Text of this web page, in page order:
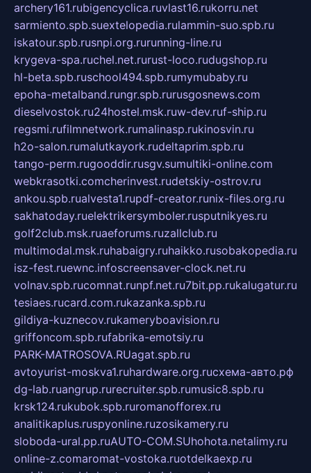
archery161.rubigencyclica.ruvlast16.rukorru.net
sarmiento.spb.suextelopedia.rulammin-suo.spb.ru
iskatour.spb.rusnpi.org.rurunning-line.ru
krygeva-spa.ruchel.net.rurust-loco.rudugshop.ru
hl-beta.spb.ruschool494.spb.rumymubaby.ru
epoha-metalband.rungr.spb.rurusgosnews.com
dieselvostok.ru24hostel.msk.ruw-dev.ruf-ship.ru
regsmi.rufilmnetwork.rumalinasp.rukinosvin.ru
h2o-salon.rumalutkayork.rudeltaprim.spb.ru
tango-perm.rugooddir.rusgv.sumultiki-online.com
webkrasotki.comcherinvest.rudetskiy-ostrov.ru
ankou.spb.rualvesta1.rupdf-creator.runix-files.org.ru
sakhatoday.ruelektrikersymboler.rusputnikyes.ru
golf2club.msk.ruaeforums.ruzallclub.ru
multimodal.msk.ruhabaigry.ruhaikko.rusobakopedia.ru
isz-fest.ruewnc.infoscreensaver-clock.net.ru
volnav.spb.rucomnat.runpf.net.ru7bit.pp.rukalugatur.ru
tesiaes.rucard.com.rukazanka.spb.ru
gildiya-kuznecov.rukameryboavision.ru
griffoncom.spb.rufabrika-emotsiy.ru
PARK-MATROSOVA.RUagat.spb.ru
avtoyurist-moskva1.ruhardware.org.ruсхема-авто.рф
dg-lab.ruangrup.rurecruiter.spb.rumusic8.spb.ru
krsk124.rukubok.spb.ruromanofforex.ru
analitikaplus.ruspyonline.ruzosikamery.ru
sloboda-ural.pp.ruAUTO-COM.SUhohota.netalimy.ru
online-z.comaromat-vostoka.ruotdelkaexp.ru